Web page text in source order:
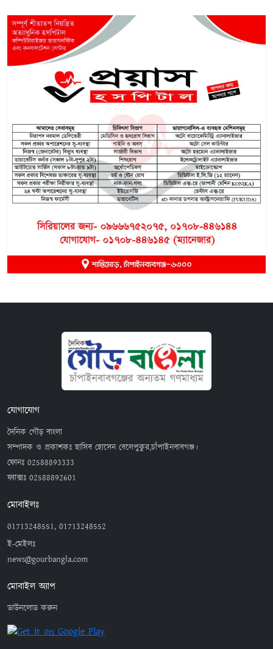
যোগাযোগ
দৈনিক গৌড় বাংলা
সম্পাদক ও প্রকাশকঃ হাসিব হোসেন বেলেপুকুর,চাঁপাইনবাবগঞ্জ।
ফোনঃ 02588893333
ফ্যাক্সঃ 02588892601
মোবাইলঃ
01713248551, 01713248552
ই-মেইলঃ
news@gourbangla.com
মোবাইল অ্যাপ
ডাউনলোড করুন